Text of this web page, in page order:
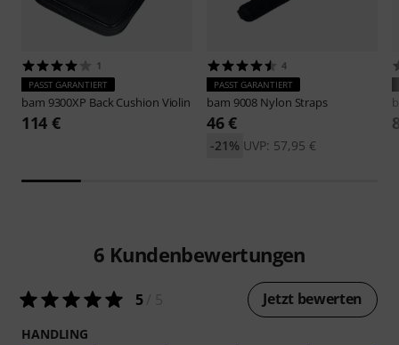
1
PASST GARANTIERT
bam 9300XP Back Cushion Violin
114 €
4
PASST GARANTIERT
bam 9008 Nylon Straps
46 €
UVP: 57,95 €
-21%
6 Kundenbewertungen
5/ 5 Jetzt bewerten
HANDLING